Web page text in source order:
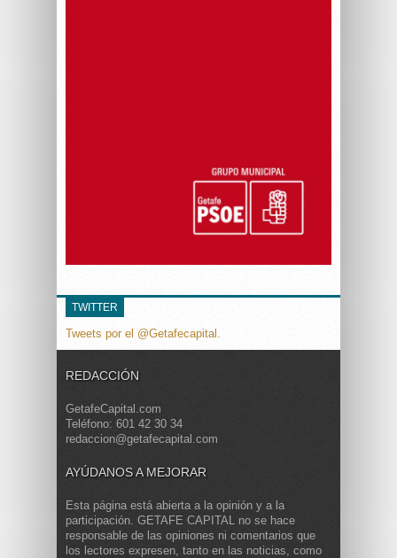
TWITTER
Tweets por el @Getafecapital.
REDACCIÓN
GetafeCapital.com
Teléfono: 601 42 30 34
redaccion@getafecapital.com
AYÚDANOS A MEJORAR
Esta página está abierta a la opinión y a la
participación. GETAFE CAPITAL no se hace
responsable de las opiniones ni comentarios que
los lectores expresen, tanto en las noticias, como